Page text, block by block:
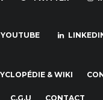
YOUTUBE
& WIKI
C.G.U CONTACT